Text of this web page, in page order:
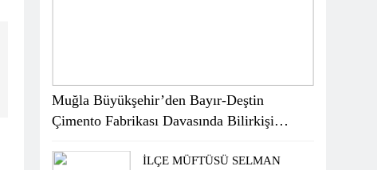
Muğla Büyükşehir’den Bayır-Deştin
Çimento Fabrikası Davasında Bilirkişi
İLÇE MÜFTÜSÜ SELMAN